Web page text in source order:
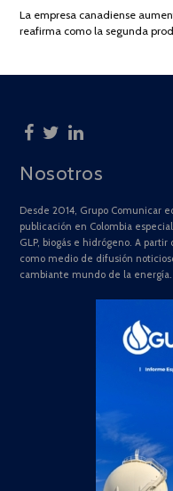
La empresa canadiense
reafirma como la segunda
Nosotros
Desde 2014, Grupo Comunicar
publicación en Colombia
GLP, biogás e hidrógeno. A
como medio de difusión
cambiante mundo de la energía.